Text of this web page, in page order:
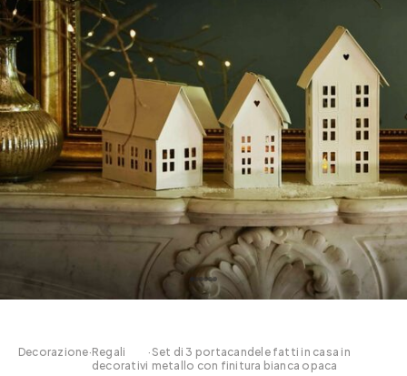
Decorazione·Regali
decorativi
·Set di 3 portacandele fatti in casa in
metallo con finitura bianca opaca